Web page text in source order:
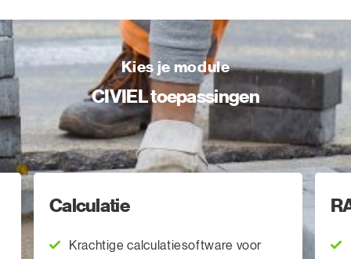
Kies je module
CIVIEL toepassingen
calculatiesoftware voor
RAW-
Bestekken